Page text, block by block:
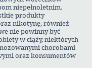
niepełnoletnim.
produkty
nikotynę, również
nie powinny być
w ciąży, niektórych
chorobami
oraz konsumentów